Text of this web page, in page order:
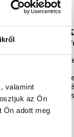
valamint
az Ön
Ön adott meg
a héten
12. alkalommal
a
Auer Lipót
augusztus 3.